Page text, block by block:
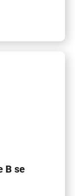
B se